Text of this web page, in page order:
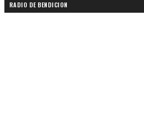
RADIO DE BENDICION